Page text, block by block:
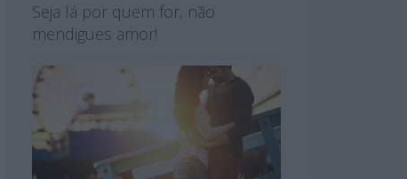
Seja lá por quem for, não
mendigues amor!